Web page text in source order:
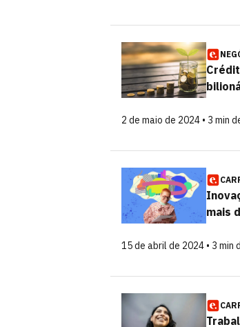
2 de maio de 2024 • 3 min
mais
15 de abril de 2024 • 3 min